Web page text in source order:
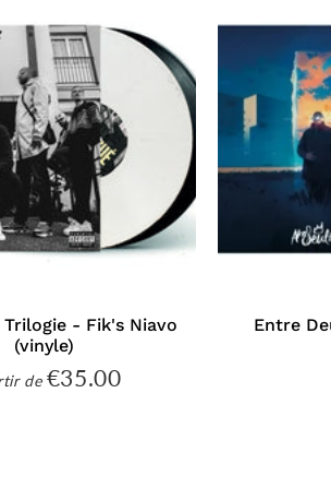
- Fik's Niavo
(vinyle)
de Prix
€35.00
Entre